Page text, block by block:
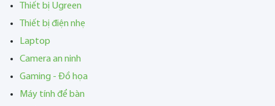
Thiết bị Ugreen
Thiết bị điện nhẹ
Laptop
Camera an ninh
Gaming - Đồ họa
Máy tính để bàn